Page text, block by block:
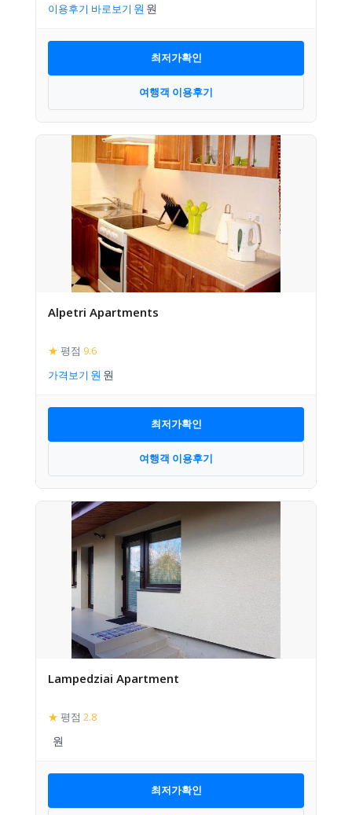
이용후기 바로보기
최저가확인
여행객 이용후기
Alpetri Apartments
★ 평점 9.6
가격보기
최저가확인
여행객 이용후기
Lampedziai Apartment
★ 평점 2.8
최저가확인